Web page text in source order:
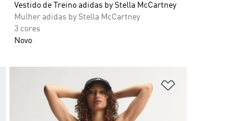
Vestido de Treino adidas by Stella McCartney
Mulher adidas by Stella McCartney
3 cores
Novo
Adicionar à Lista de Desejos